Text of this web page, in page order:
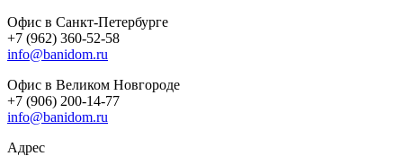
Офис в Санкт-Петербурге
+7 (962) 360-52-58
info@banidom.ru
Офис в Великом Новгороде
+7 (906) 200-14-77
info@banidom.ru
Адрес